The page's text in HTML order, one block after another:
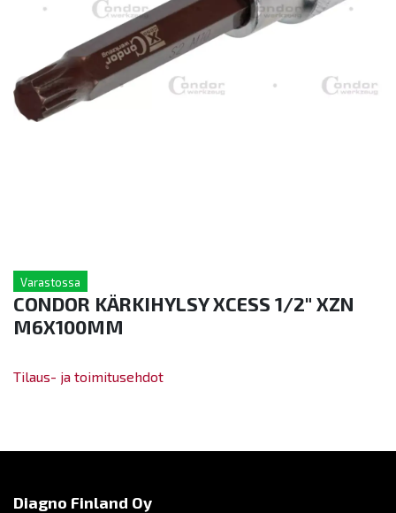
Varastossa
CONDOR KÄRKIHYLSY XCESS 1/2" XZN
M6X100MM
Tilaus- ja toimitusehdot
Diagno Finland Oy